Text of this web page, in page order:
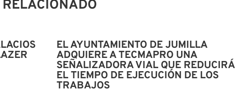
RELACIONADO
EL AYUNTAMIENTO DE JUMILLA
ADQUIERE A TECMAPRO UNA
SEÑALIZADORA VIAL QUE REDUCIRÁ
EL TIEMPO DE EJECUCIÓN DE LOS
TRABAJOS